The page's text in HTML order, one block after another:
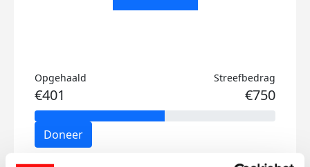
Opgehaald
€401
Streefbedrag
€750
Doneer